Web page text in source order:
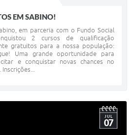
EM SABINO!
em parceria com o Fundo Social
2 cursos de qualificação
gratuitos para a nossa população:
Uma grande oportunidade para
e conquistar novas chances no
JUL
07